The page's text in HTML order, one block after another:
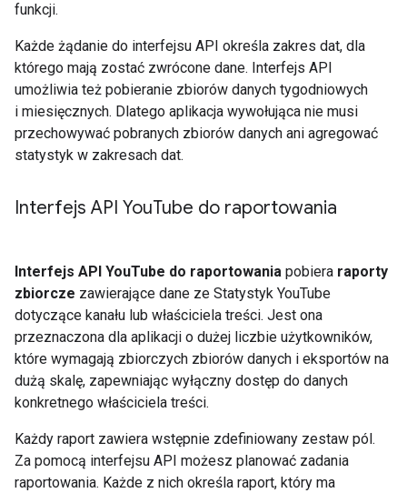
funkcji.
Każde żądanie do interfejsu API określa zakres dat, dla
którego mają zostać zwrócone dane. Interfejs API
umożliwia też pobieranie zbiorów danych tygodniowych
i miesięcznych. Dlatego aplikacja wywołująca nie musi
przechowywać pobranych zbiorów danych ani agregować
statystyk w zakresach dat.
Interfejs API YouTube do raportowania
Interfejs API YouTube do raportowania pobiera raporty
zbiorcze zawierające dane ze Statystyk YouTube
dotyczące kanału lub właściciela treści. Jest ona
przeznaczona dla aplikacji o dużej liczbie użytkowników,
które wymagają zbiorczych zbiorów danych i eksportów na
dużą skalę, zapewniając wyłączny dostęp do danych
konkretnego właściciela treści.
Każdy raport zawiera wstępnie zdefiniowany zestaw pól.
Za pomocą interfejsu API możesz planować zadania
raportowania. Każde z nich określa raport, który ma